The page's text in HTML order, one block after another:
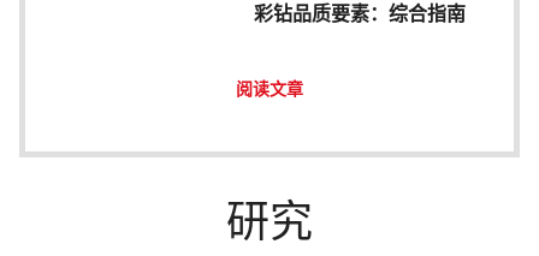
彩钻品质要素：综合指南
阅读文章
研究